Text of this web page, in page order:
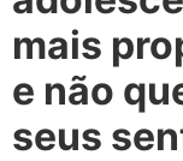
mais
e não
seus